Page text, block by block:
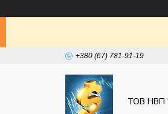
+380 (67) 781-91-19
ТОВ НВП